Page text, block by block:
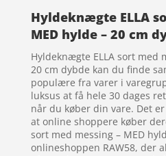
Hyldeknægte ELLA
MED hylde – 20 cm
Hyldeknægte ELLA sort med
20 cm dybde kan du finde
populære fra varer i
luksus at få hele 30 dages
når du køber din vare. Det
at online shoppere køber
sort med messing – MED
onlineshoppen RAW58, der